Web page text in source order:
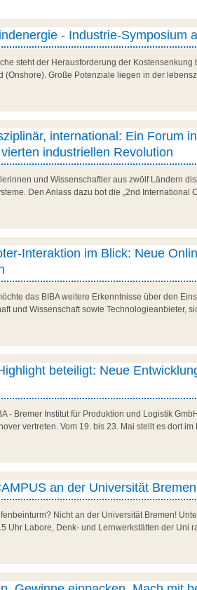
- Industrie-Symposium
steht der Herausforderung der
(Onshore). Große Potenziale liegen in der
international: Ein Forum
industriellen Revolution
und Wissenschaftler aus zwölf Ländern
Den Anlass dazu bot die „2nd International
Interaktion im Blick: Neue
das BIBA weitere Erkenntnisse über den
und Wissenschaft sowie Technologieanbieter,
beteiligt: Neue
- Bremer Institut für Produktion und Logistik
vertreten. Vom 19. bis 23. Mai stellt es dort
an der Universität Bremen
Nicht an der Universität Bremen!
Uhr Labore, Denk- und Lernwerkstätten der Uni